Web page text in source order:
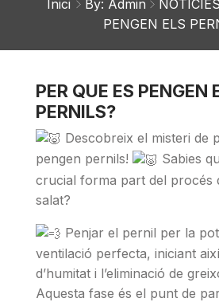
Inici By: Admin NOTICIES
PENGEN ELS
PER QUE ES PENGEN
PERNILS?
Descobreix el misteri de
pengen pernils!
Sabies
crucial forma part del procés
salat?
Penjar el pernil per la
ventilació perfecta, iniciant
d’humitat i l’eliminació de
Aquesta fase és el punt de